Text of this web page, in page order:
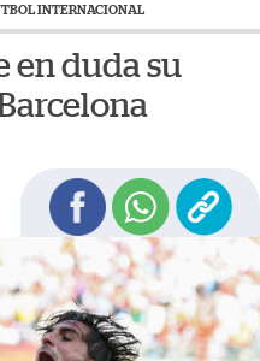
INTERNACIONAL
en duda su